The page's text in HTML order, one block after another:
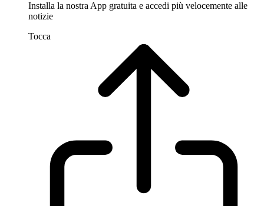
Installa la nostra App gratuita e accedi più velocemente alle
notizie
Tocca